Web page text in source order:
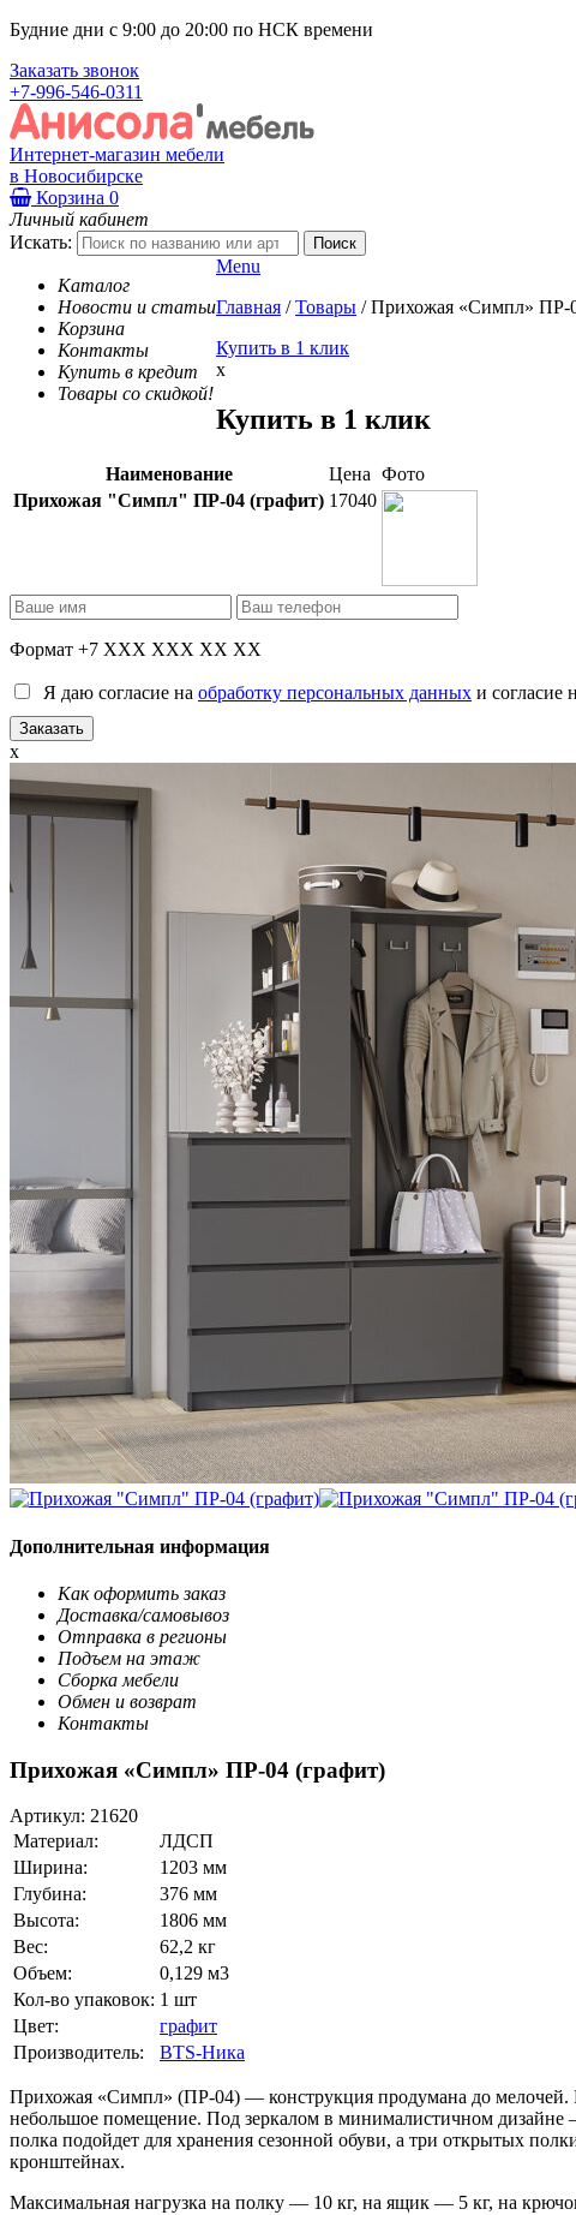
Будние дни с 9:00 до 20:00 по НСК времени
Заказать звонок
+7-996-546-0311
Интернет-магазин мебели
в Новосибирске
Корзина 0
Личный кабинет
Искать:
Каталог
Новости и статьи
Корзина
Контакты
Купить в кредит
Товары со скидкой!
Menu
Главная / Товары / Прихожая «Симпл» ПР-
Купить в 1 клик
x
Купить в 1 клик
Наименование Цена Фото
Прихожая "Симпл" ПР-04 (графит) 17040
Формат +7 XXX XXX XX XX
Я даю согласие на обработку персональных данных и согласие
x
Дополнительная информация
Как оформить заказ
Доставка/самовывоз
Отправка в регионы
Подъем на этаж
Сборка мебели
Обмен и возврат
Контакты
Прихожая «Симпл» ПР-04 (графит)
Артикул: 21620
Материал:
ЛДСП
Ширина:
1203 мм
Глубина:
376 мм
Высота:
1806 мм
Вес:
62,2 кг
Объем:
0,129 м3
Кол-во упаковок: 1 шт
Цвет:
графит
Производитель:
BTS-Ника
Прихожая «Симпл» (ПР-04) — конструкция продумана до мелочей.
небольшое помещение. Под зеркалом в минималистичном
полка подойдет для хранения сезонной обуви, а три открытых
кронштейнах.
Максимальная нагрузка на полку — 10 кг, на ящик — 5 кг, на